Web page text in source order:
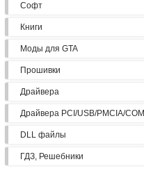
Софт
Книги
Моды для GTA
Прошивки
Драйвера
Драйвера PCI/USB/PMCIA/COM
DLL файлы
ГДЗ, Решебники